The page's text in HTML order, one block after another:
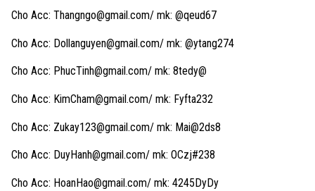
Cho Acc: Thangngo@gmail.com/ mk: @qeud67
Cho Acc: Dollanguyen@gmail.com/ mk: @ytang274
Cho Acc: PhucTinh@gmail.com/ mk: 8tedy@
Cho Acc: KimCham@gmail.com/ mk: Fyfta232
Cho Acc: Zukay123@gmail.com/ mk: Mai@2ds8
Cho Acc: DuyHanh@gmail.com/ mk: OCzj#238
Cho Acc: HoanHao@gmail.com/ mk: 4245DyDy